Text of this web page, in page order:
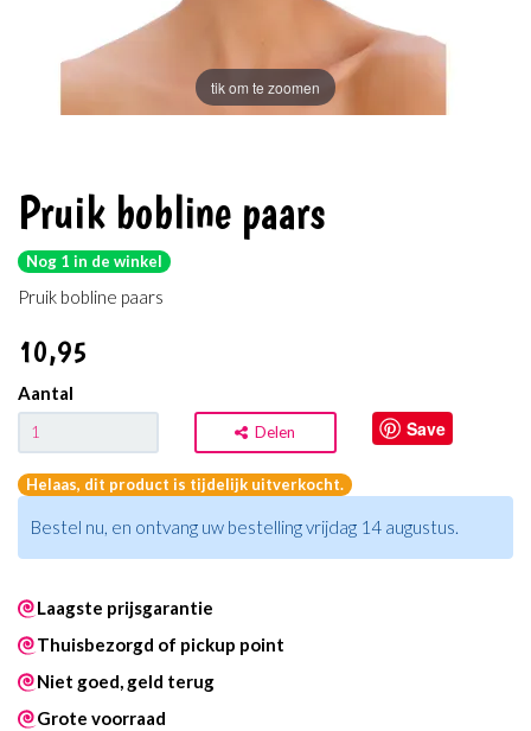
tik om te zoomen
Pruik bobline paars
Nog 1 in de winkel
Pruik bobline paars
10,95
Aantal
Delen Save
Helaas, dit product is tijdelijk uitverkocht.
Bestel nu, en ontvang uw bestelling vrijdag 14 augustus.
Laagste prijsgarantie
Thuisbezorgd of pickup point
Niet goed, geld terug
Grote voorraad